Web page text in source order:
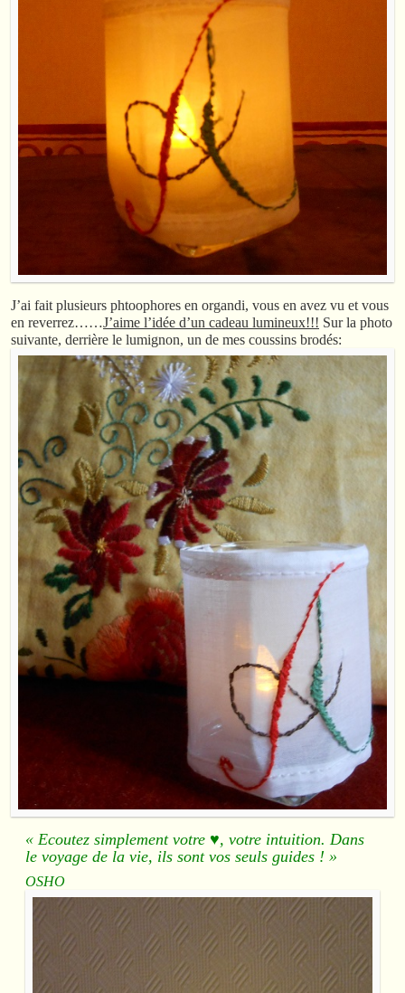
J’ai fait plusieurs phtoophores en organdi, vous en avez vu et vous
en reverrez……J’aime l’idée d’un cadeau lumineux!!! Sur la photo
suivante, derrière le lumignon, un de mes coussins brodés:
« Ecoutez simplement votre ♥, votre intuition. Dans
le voyage de la vie, ils sont vos seuls guides ! »
OSHO